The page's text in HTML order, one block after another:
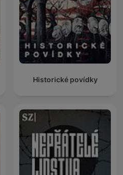
Historické povídky